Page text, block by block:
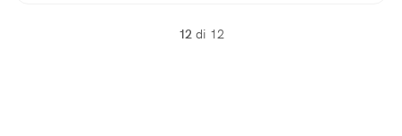
12 di 12